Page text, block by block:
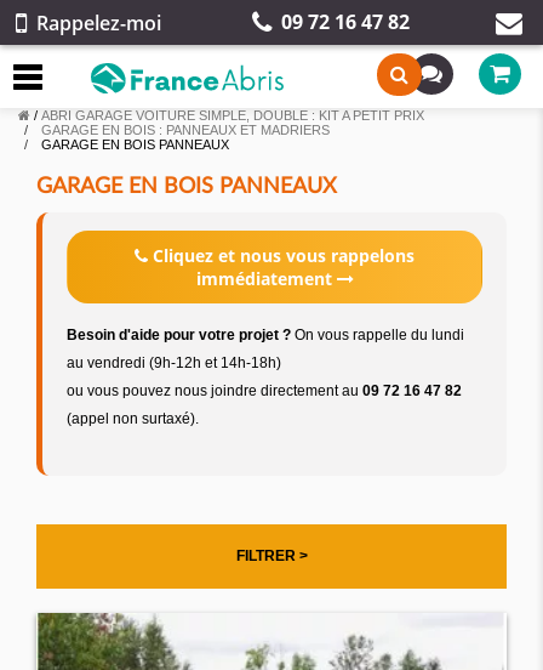
Rappelez-moi 09 72 16 47 82
/ ABRI GARAGE VOITURE SIMPLE, DOUBLE : KIT A PETIT PRIX
GARAGE EN BOIS : PANNEAUX ET MADRIERS
GARAGE EN BOIS PANNEAUX
GARAGE EN BOIS PANNEAUX
Cliquez et nous vous rappelons
immédiatement
Besoin d'aide pour votre projet ? On vous rappelle du lundi
au vendredi (9h-12h et 14h-18h)
ou vous pouvez nous joindre directement au 09 72 16 47 82
(appel non surtaxé).
FILTRER >